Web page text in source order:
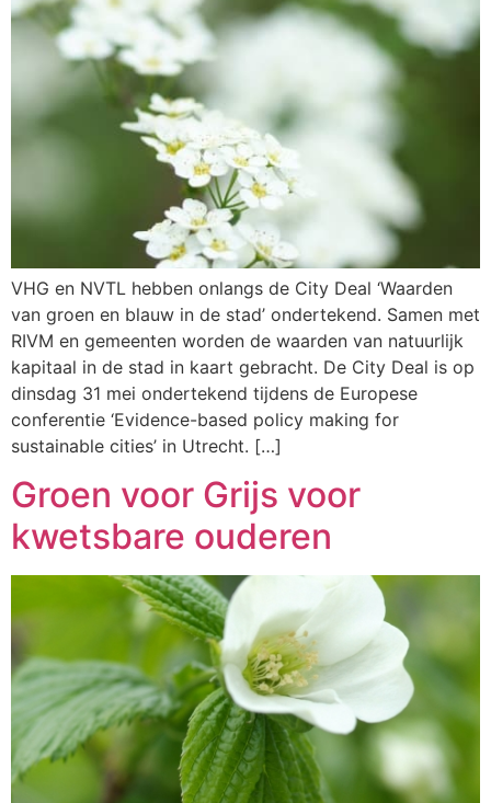
VHG en NVTL hebben onlangs de City Deal ‘Waarden
van groen en blauw in de stad’ ondertekend. Samen met
RIVM en gemeenten worden de waarden van natuurlijk
kapitaal in de stad in kaart gebracht. De City Deal is op
dinsdag 31 mei ondertekend tijdens de Europese
conferentie ‘Evidence-based policy making for
sustainable cities’ in Utrecht. […]
Groen voor Grijs voor
kwetsbare ouderen